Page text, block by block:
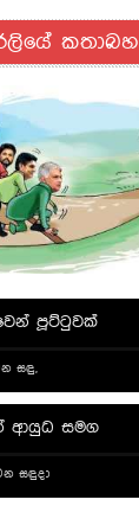
කතාබහ
පූට්ටුවක්
සඳු,
ආයුධ සමග
වන සඳුදා